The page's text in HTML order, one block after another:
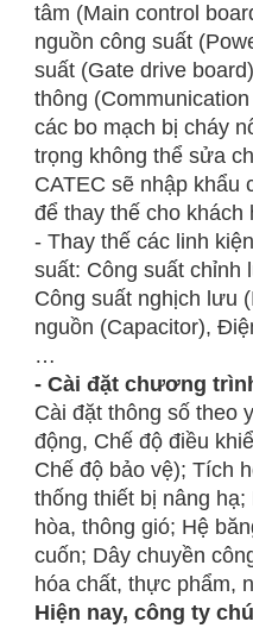
tâm (Main control
nguồn công suất
suất (Gate drive
thông
các bo mạch bị cháy
trọng không thể sửa
CATEC sẽ nhập khẩu
để thay thế cho khách
- Thay thế các linh
suất: Công suất chỉnh
Công suất nghịch lưu
nguồn (Capacitor),
…
- Cài đặt chương
Cài đặt thông số theo
động, Chế độ điều
Chế độ bảo vệ); Tích
thống thiết bị nâng
hòa, thông gió; Hệ
cuốn; Dây chuyền
hóa chất, thực phẩm,
Hiện nay, công ty